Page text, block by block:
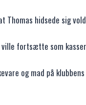
Thomas hidsede sig
ville fortsætte som
og mad på